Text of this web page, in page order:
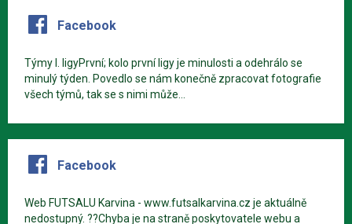
Facebook
Týmy I. ligyPrvní; kolo první ligy je minulosti a odehrálo se
minulý týden. Povedlo se nám konečně zpracovat fotografie
všech týmů, tak se s nimi může...
Facebook
Web FUTSALU Karvina - www.futsalkarvina.cz je aktuálně
nedostupný. ??Chyba je na straně poskytovatele webu a